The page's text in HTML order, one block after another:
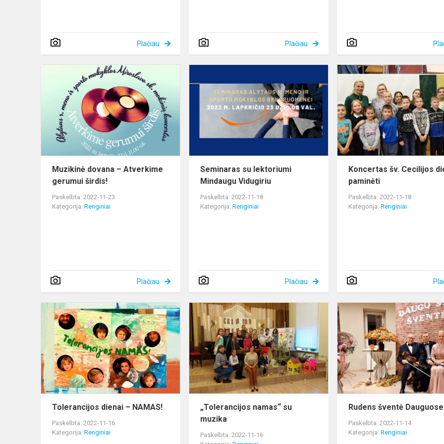
Plačiau Plačiau
dovana
Atverkime
Muzikinė dovana – Atverkime
gerumui širdis!
Paskelbta: 2022-11-23
Kategorija: Renginiai
Plačiau
Seminaras
su
lektoriumi
Mindaugu
Vidugiriu
Seminaras su lektoriumi
Mindaugu Vidugiriu
Paskelbta: 2022-11-18
Kategorija:Renginiai
Plačiau
Koncertas šv. Cecilijos
paminėti
Paskelbta: 2022-11-18
Kategorija:Renginiai
Tolerancijos
dienai
–
NAMAS!
Tolerancijos dienai – NAMAS!
Paskelbta: 2022-11-16
Kategorija: Renginiai
„Tolerancijos
namas“
muzika
„Tolerancijos namas“ su
muzika
Paskelbta: 2022-11-16
Rudens šventė Dauguose
Paskelbta: 2022-11-14
Kategorija:Renginiai